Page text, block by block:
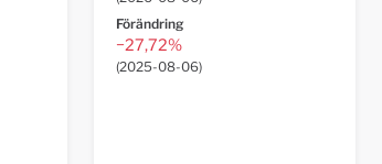
Förändring
−27,72%
(2025-08-06)